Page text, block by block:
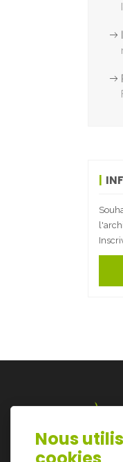
3500
Nous